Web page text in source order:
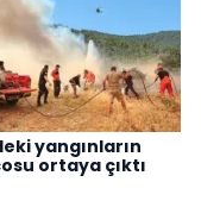
yangınların
ortaya çıktı